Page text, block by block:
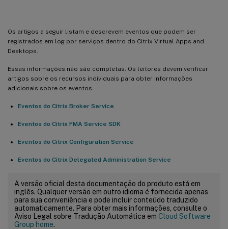
Os artigos a seguir listam e descrevem eventos que podem ser
registrados em log por serviços dentro do Citrix Virtual Apps and
Desktops.
Essas informações não são completas. Os leitores devem verificar
artigos sobre os recursos individuais para obter informações
adicionais sobre os eventos.
Eventos do Citrix Broker Service
Eventos do Citrix FMA Service SDK
Eventos do Citrix Configuration Service
Eventos do Citrix Delegated Administration Service
A versão oficial desta documentação do produto está em
inglês. Qualquer versão em outro idioma é fornecida apenas
para sua conveniência e pode incluir conteúdo traduzido
automaticamente. Para obter mais informações, consulte o
Aviso Legal sobre Tradução Automática em Cloud Software
Group home.